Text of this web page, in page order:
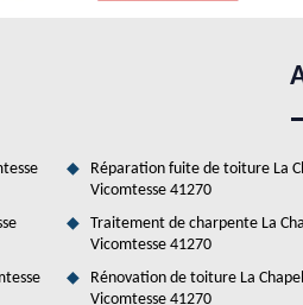
Mais nous vous informons qu'il
interventions dans les meilleurs délais.
Réparation fuite de toiture La
Vicomtesse 41270
Traitement de charpente La
Vicomtesse 41270
Rénovation de toiture La
Vicomtesse 41270